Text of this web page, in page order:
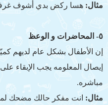
مثال: هسا ركض بدي أشوف
٥- المحاضرات و الوعظ
إن الأطفال بشكل عام لديهم
إيصال المعلومه يجب الإبقاء
مباشره.
مثال: انت مفكر حالك مضحك لما